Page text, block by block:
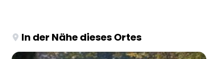
In der Nähe dieses Ortes